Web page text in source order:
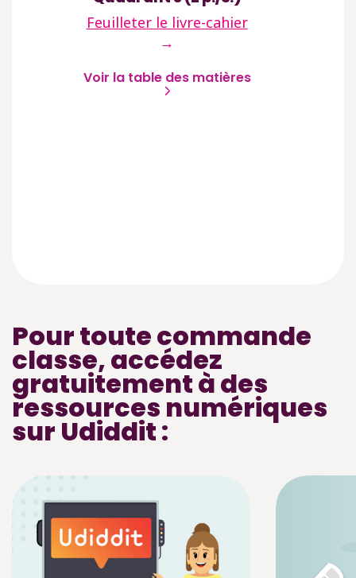
Feuilleter le livre-cahier
→
Voir la table des matières
Pour toute commande
classe, accédez
gratuitement à des
ressources numériques
sur Udiddit :